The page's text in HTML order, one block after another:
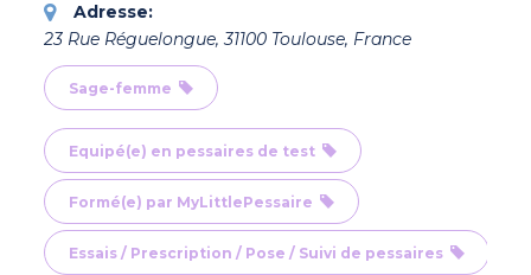
Adresse:
23 Rue Réguelongue, 31100 Toulouse, France
Sage-femme
Equipé(e) en pessaires de test
Formé(e) par MyLittlePessaire
Essais / Prescription / Pose / Suivi de pessaires